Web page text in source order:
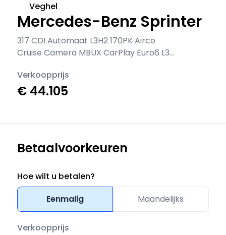
Mercedes-Benz Sprinter
317 CDI Automaat L3H2 170PK Airco
Cruise Camera MBUX CarPlay Euro6 L3
Veghel
Verkoopprijs
€ 44.105
Betaalvoorkeuren
Hoe wilt u betalen?
Eenmalig
Maandelijks
Verkoopprijs